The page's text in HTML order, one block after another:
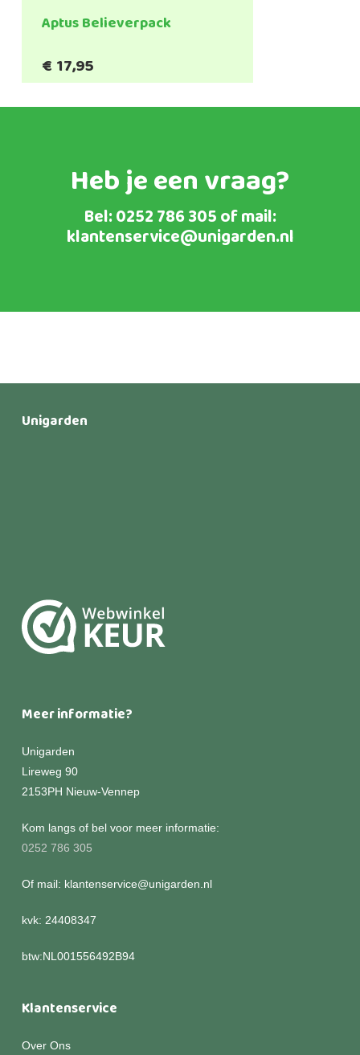
Aptus Believerpack
€ 17,95
Heb je een vraag?
Bel:0252 786 305of mail:
klantenservice@unigarden.nl
Unigarden
Meer informatie?
Unigarden
Lireweg 90
2153PH Nieuw-Vennep
Kom langs of bel voor meer informatie:
0252 786 305
Of mail: klantenservice@unigarden.nl
kvk: 24408347
btw:NL001556492B94
Klantenservice
Over Ons